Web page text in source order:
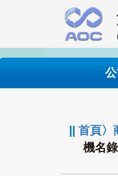
要
內
||首頁〉
機名